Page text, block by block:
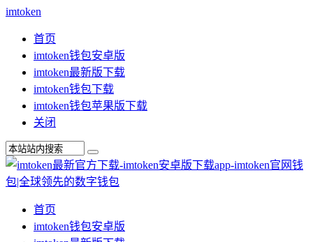
imtoken
首页
imtoken钱包安卓版
imtoken最新版下载
imtoken钱包下载
imtoken钱包苹果版下载
关闭
首页
imtoken钱包安卓版